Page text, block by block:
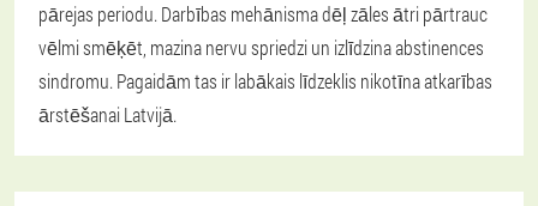
pārejas periodu. Darbības mehānisma dēļ zāles ātri pārtrauc
vēlmi smēķēt, mazina nervu spriedzi un izlīdzina abstinences
sindromu. Pagaidām tas ir labākais līdzeklis nikotīna atkarības
ārstēšanai Latvijā.